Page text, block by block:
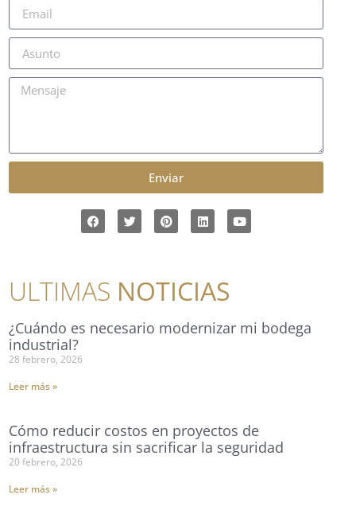
Enviar
ULTIMAS NOTICIAS
¿Cuándo es necesario modernizar mi bodega
industrial?
28 febrero, 2026
Leer más »
Cómo reducir costos en proyectos de
infraestructura sin sacrificar la seguridad
20 febrero, 2026
Leer más »